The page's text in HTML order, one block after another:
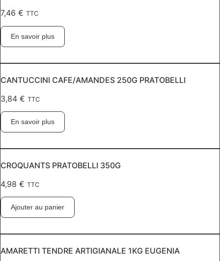
7,46 € TTC
En savoir plus
CANTUCCINI CAFE/AMANDES 250G PRATOBELLI
3,84 € TTC
En savoir plus
CROQUANTS PRATOBELLI 350G
4,98 € TTC
Ajouter au panier
AMARETTI TENDRE ARTIGIANALE 1KG EUGENIA